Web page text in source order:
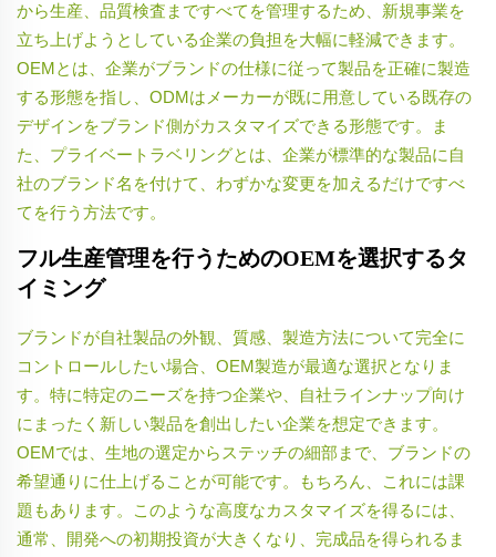
から生産、品質検査まですべてを管理するため、新規事業を
立ち上げようとしている企業の負担を大幅に軽減できます。
OEMとは、企業がブランドの仕様に従って製品を正確に製造
する形態を指し、ODMはメーカーが既に用意している既存の
デザインをブランド側がカスタマイズできる形態です。ま
た、プライベートラベリングとは、企業が標準的な製品に自
社のブランド名を付けて、わずかな変更を加えるだけですべ
てを行う方法です。
フル生産管理を行うためのOEMを選択するタ
イミング
ブランドが自社製品の外観、質感、製造方法について完全に
コントロールしたい場合、OEM製造が最適な選択となりま
す。特に特定のニーズを持つ企業や、自社ラインナップ向け
にまったく新しい製品を創出したい企業を想定できます。
OEMでは、生地の選定からステッチの細部まで、ブランドの
希望通りに仕上げることが可能です。もちろん、これには課
題もあります。このような高度なカスタマイズを得るには、
通常、開発への初期投資が大きくなり、完成品を得られるま